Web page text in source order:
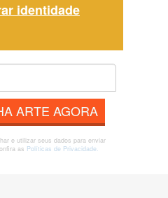
identidade
ARTE AGORA
e utilizar seus dados para enviar
as Políticas de Privacidade.